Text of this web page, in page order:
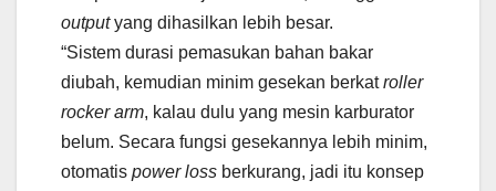
outputyang dihasilkan lebih besar.
“Sistem durasi pemasukan bahan bakar
diubah, kemudian minim gesekan berkatroller
rocker arm, kalau dulu yang mesin karburator
belum. Secara fungsi gesekannya lebih minim,
otomatis power loss berkurang, jadi itu konsep